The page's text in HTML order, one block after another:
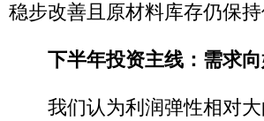
稳步改善且原材料库存仍保
下半年投资主线：需求
我们认为利润弹性相对大